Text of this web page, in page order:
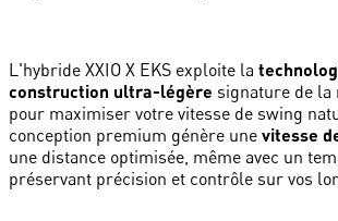
L'hybride XXIO X EKS exploite la
construction ultra-légère signature de la
pour maximiser votre vitesse de swing
conception premium génère une vitesse
une distance optimisée, même avec un
préservant précision et contrôle sur vos